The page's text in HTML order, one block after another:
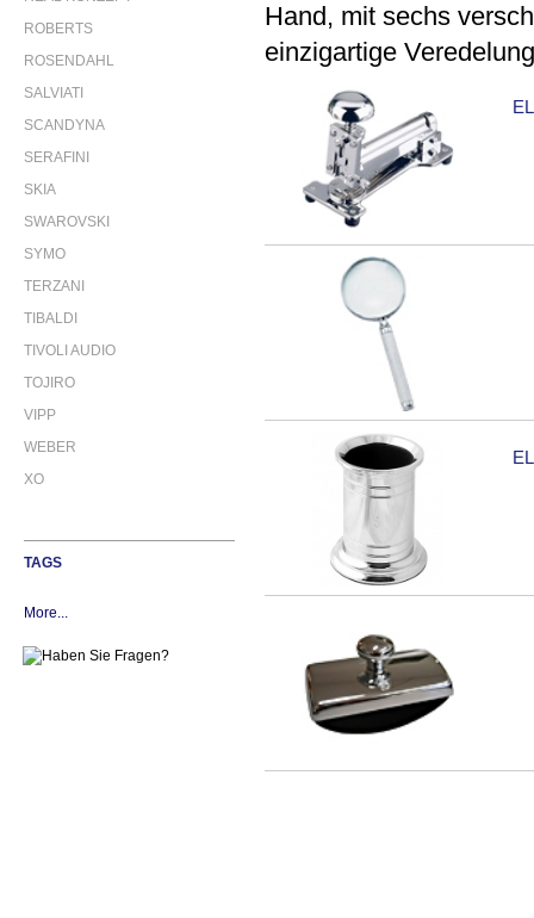
ROBERTS
ROSENDAHL
SALVIATI
SCANDYNA
SERAFINI
SKIA
SWAROVSKI
SYMO
TERZANI
TIBALDI
TIVOLI AUDIO
TOJIRO
VIPP
WEBER
XO
TAGS
More...
Hand, mit sechs
einzigartige